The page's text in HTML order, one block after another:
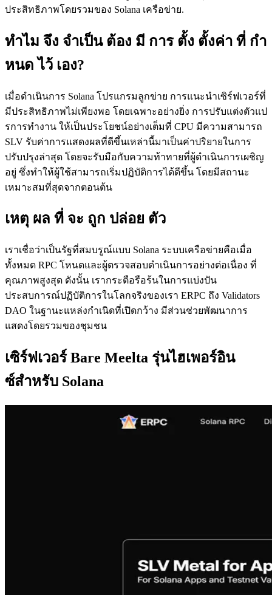
ประสิทธิภาพโดยรวมของ Solana เครือข่าย.
ทําไม จึง จําเป็น ต้อง มี การ ตั้ง ตั้งค่า ที่ กํา
หนด ไว้ เอง?
เมื่อดําเนินการ Solana โปรแกรมลูกข่าย การแนะนําเซิร์ฟเวอร์ที่
มีประสิทธิภาพไม่เพียงพอ โดยเฉพาะอย่างยิ่ง การปรับแต่งตัวแป
รการทํางาน ให้เป็นประโยชน์อย่างเต็มที่ CPU มีความสามารถ
SLV รับค่าการแสดงผลที่ดีขึ้นเหล่านี้มาเป็นค่าปริยายในการ
ปรับปรุงล่าสุด โดยจะรับมือกับความท้าทายที่ผู้ดําเนินการเผชิญ
อยู่ ซึ่งทําให้ผู้ใช้สามารถเริ่มปฏิบัติการได้ดีขึ้น โดยมีสถานะ
เหมาะสมที่สุดจากตอนต้น
เหตุ ผล ที่ จะ ถูก ปล่อย ตัว
เราเชื่อว่าเป็นรัฐที่สมบรูณ์แบบ Solana ระบบเครือข่ายคือเมื่อ
ทั้งหมด RPC โหนดและผู้ตรวจสอบดําเนินการอย่างต่อเนื่อง ที่
คุณภาพสูงสุด ดังนั้น เรากระตือรือร้นในการแบ่งปัน
ประสบการณ์ปฏิบัติการในโลกจริงของเรา ERPC ถึง Validators
DAO ในฐานะแหล่งกําเนิดที่เปิดกว้าง มีส่วนช่วยพัฒนาการ
แสดงโดยรวมของชุมชน
เซิร์ฟเวอร์ Bare Meelta รุ่นไฮเพอร์อิน
ซ์สําหรับ Solana